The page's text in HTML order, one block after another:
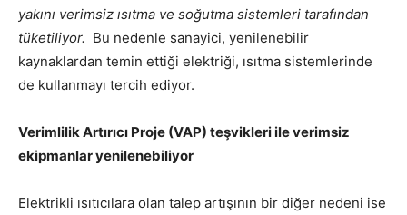
yakını verimsiz ısıtma ve soğutma sistemleri tarafından
tüketiliyor. Bu nedenle sanayici, yenilenebilir
kaynaklardan temin ettiği elektriği, ısıtma sistemlerinde
de kullanmayı tercih ediyor.
Verimlilik Artırıcı Proje (VAP) teşvikleri ile verimsiz
ekipmanlar yenilenebiliyor
Elektrikli ısıtıcılara olan talep artışının bir diğer nedeni ise